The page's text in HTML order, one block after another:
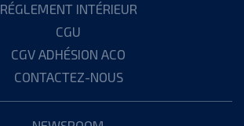
RÉGLEMENT INTÉRIEUR
CGU
CGV ADHÉSION ACO
CONTACTEZ-NOUS